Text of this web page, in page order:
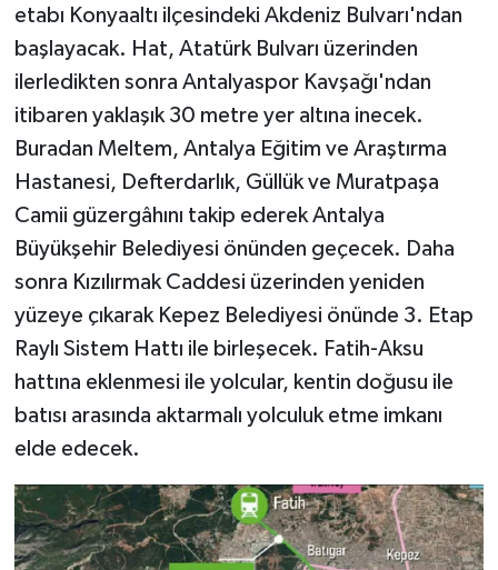
etabı Konyaaltı ilçesindeki Akdeniz Bulvarı'ndan
başlayacak. Hat, Atatürk Bulvarı üzerinden
ilerledikten sonra Antalyaspor Kavşağı'ndan
itibaren yaklaşık 30 metre yer altına inecek.
Buradan Meltem, Antalya Eğitim ve Araştırma
Hastanesi, Defterdarlık, Güllük ve Muratpaşa
Camii güzergâhını takip ederek Antalya
Büyükşehir Belediyesi önünden geçecek. Daha
sonra Kızılırmak Caddesi üzerinden yeniden
yüzeye çıkarak Kepez Belediyesi önünde 3. Etap
Raylı Sistem Hattı ile birleşecek. Fatih-Aksu
hattına eklenmesi ile yolcular, kentin doğusu ile
batısı arasında aktarmalı yolculuk etme imkanı
elde edecek.